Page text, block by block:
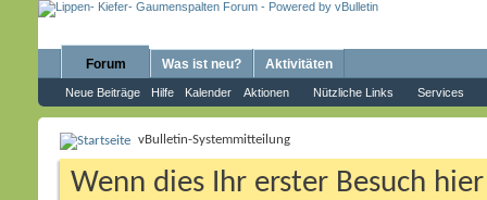
Forum
Neue Beiträge Hilfe Kalender Aktionen Nützliche Links Services
Was ist neu? Aktivitäten
vBulletin-Systemmitteilung
Wenn dies Ihr erster Besuch